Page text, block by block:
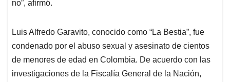
no”, afirmó.
Luis Alfredo Garavito, conocido como “La Bestia”, fue
condenado por el abuso sexual y asesinato de cientos
de menores de edad en Colombia. De acuerdo con las
investigaciones de la Fiscalía General de la Nación,